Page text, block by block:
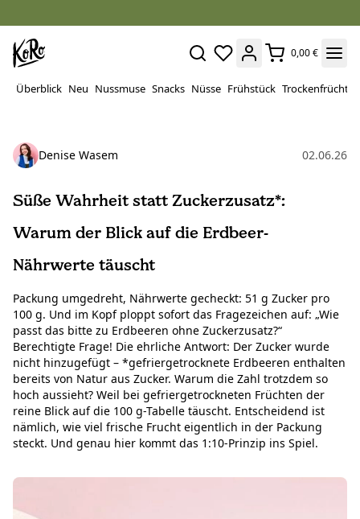
0,00 €
Überblick Neu Nussmuse Snacks Nüsse Frühstück Trockenfrüchte
Denise Wasem 02.06.26
Süße Wahrheit statt Zuckerzusatz*:
Warum der Blick auf die Erdbeer-
Nährwerte täuscht
Packung umgedreht, Nährwerte gecheckt: 51 g Zucker pro
100 g. Und im Kopf ploppt sofort das Fragezeichen auf: „Wie
passt das bitte zu Erdbeeren ohne Zuckerzusatz?“
Berechtigte Frage! Die ehrliche Antwort: Der Zucker wurde
nicht hinzugefügt – *gefriergetrocknete Erdbeeren enthalten
bereits von Natur aus Zucker. Warum die Zahl trotzdem so
hoch aussieht? Weil bei gefriergetrockneten Früchten der
reine Blick auf die 100 g-Tabelle täuscht. Entscheidend ist
nämlich, wie viel frische Frucht eigentlich in der Packung
steckt. Und genau hier kommt das 1:10-Prinzip ins Spiel.